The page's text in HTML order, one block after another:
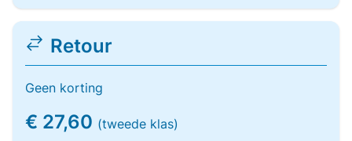
Retour
Geen korting
€ 27,60 (tweede klas)